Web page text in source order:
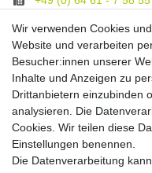
Unsere Fachberatung:
Montag - Freitag, 9.00
Zahlungsmöglichkeiten
Versandkosten
Wir verwenden Cookies
Website und verarbeiten
Besucher:innen unserer
Inhalte und Anzeigen zu
Drittanbietern einzubinden
analysieren. Die
Cookies. Wir teilen diese
Einstellungen benennen.
Die Datenverarbeitung